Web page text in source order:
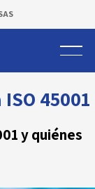
45001
y quiénes